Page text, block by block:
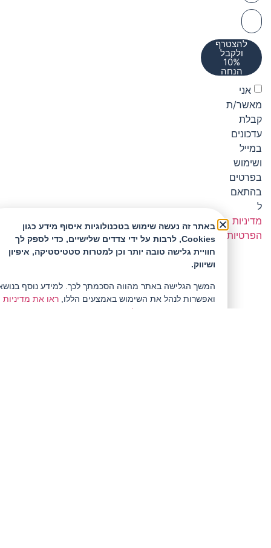
אני
מאשר/ת
קבלת
עדכונים
במייל
ושימוש
בפרטים
בהתאם
ל
מדיניות
הפרטיות
להצטרף
ולקבל
10%
הנחה
באתר זה נעשה שימוש בטכנולוגיות איסוף מידע כגון
Cookies, לרבות על ידי צדדים שלישיים, כדי לספק לך
חוויית גלישה טובה יותר וכן למטרות סטטיסטיקה, איפיון
ושיווק.
המשך הגלישה באתר מהווה הסכמתך לכך. למידע נוסף
ואפשרות לנהל את השימוש באמצעים הללו,ראו את מדיניות
הפרטיות המעודכנת שלנו.